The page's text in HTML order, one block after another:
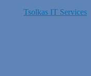
Tsolkas IT Services